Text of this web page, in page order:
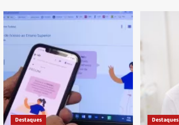
Destaques Destaques